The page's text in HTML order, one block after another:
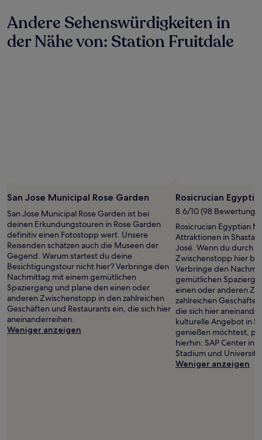
Andere Sehenswürdigkeiten in
der Nähe von: Station Fruitdale
Foto
von
Jay
Morales
San Jose Municipal Rose Garden
San Jose Municipal Rose Garden ist bei
deinen Erkundungstouren in Rose Garden
definitiv einen Fotostopp wert. Unsere
Reisenden schätzen auch die Museen der
Gegend. Warum startest du deine
Besichtigungstour nicht hier? Verbringe den
Nachmittag mit einem gemütlichen
Spaziergang und plane den einen oder
anderen Zwischenstopp in den zahlreichen
Geschäften und Restaurants ein, die sich hier
aneinanderreihen.
Weniger anzeigen
Rosicrucian
8.6/10 (98
Rosicrucian Egyptian
Attraktionen in Shasta-
José. Wenn du durch
Zwischenstopp hier
Verbringe den
gemütlichen
einen oder anderen
zahlreichen
die sich hier
kulturelle Angebot in
genießen möchtest,
hierhin: SAP Center in
Stadium und
Weniger anzeigen